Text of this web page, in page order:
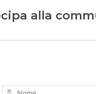
alla